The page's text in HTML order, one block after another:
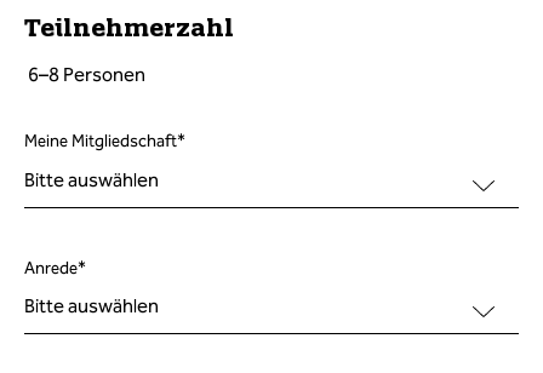
Teilnehmerzahl
6–8 Personen
Meine Mitgliedschaft*
Anrede*